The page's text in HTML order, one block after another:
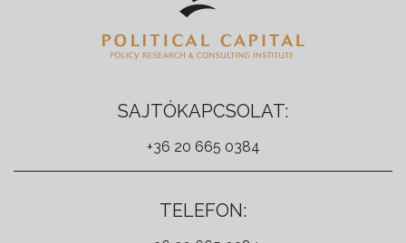
SAJTÓKAPCSOLAT:
+36 20 665 0384
TELEFON: